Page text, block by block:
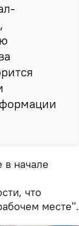
в начале
что
месте".